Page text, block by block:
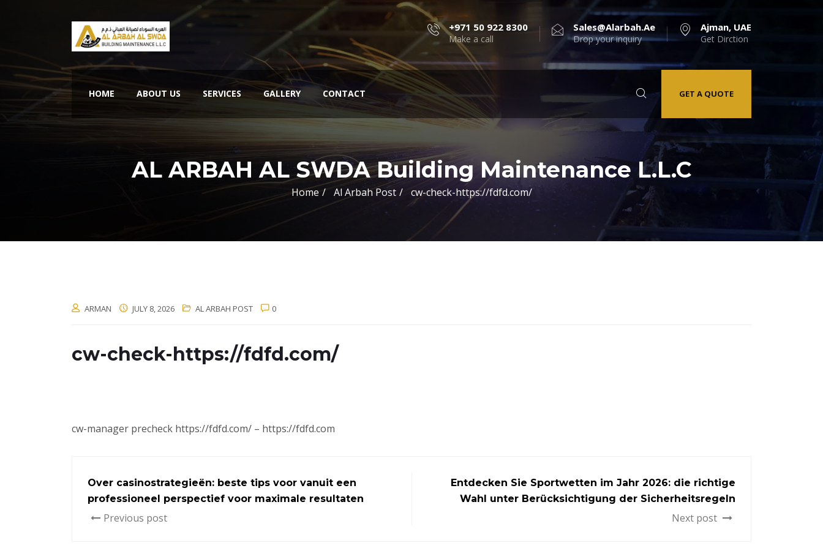
+971 50 922 8300
Make a call
Sales@alarbah.ae
Drop your inquiry
Ajman, UAE
Get Dirction
HOME ABOUT US SERVICES GALLERY CONTACT GET A QUOTE
AL ARBAH AL SWDA Building Maintenance L.L.C
Home Al Arbah Post cw-check-https://fdfd.com/
ARMAN JULY 8, 2026 AL ARBAH POST 0
cw-check-https://fdfd.com/
cw-manager precheck https://fdfd.com/ – https://fdfd.com
Over casinostrategieën: beste tips voor vanuit een
professioneel perspectief voor maximale resultaten
Previous post
Entdecken Sie Sportwetten im Jahr 2026: die richtige
Wahl unter Berücksichtigung der Sicherheitsregeln
Next post